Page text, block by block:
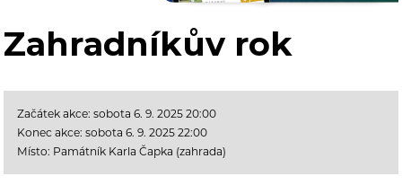
Zahradníkův rok
Začátek akce: sobota 6. 9. 2025 20:00
Konec akce: sobota 6. 9. 2025 22:00
Místo: Památník Karla Čapka (zahrada)